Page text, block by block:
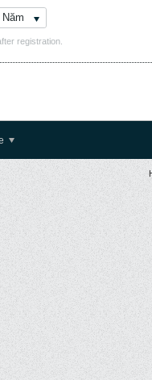
Năm
registration.